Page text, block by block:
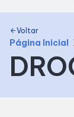
Mapa Interno
Facilidades
Como Chegar
arrow_backVoltar
Página Inicial